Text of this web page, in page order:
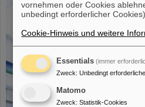
vornehmen oder Cookies
unbedingt erforderlicher Cookies).
Cookie-Hinweis und weitere
Essentials (immer
Zweck: Unbedingt
Matomo
Zweck: Statistik-Cookies